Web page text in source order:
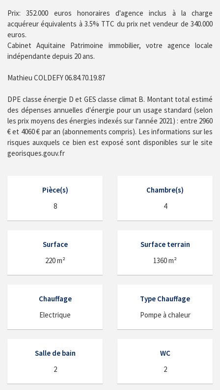
Prix: 352.000 euros honoraires d'agence inclus à la charge
acquéreur équivalents à 3.5% TTC du prix net vendeur de 340.000
euros.
Cabinet Aquitaine Patrimoine immobilier, votre agence locale
indépendante depuis 20 ans.
Mathieu COLDEFY 06.84.70.19.87
DPE classe énergie D et GES classe climat B. Montant total estimé
des dépenses annuelles d'énergie pour un usage standard (selon
les prix moyens des énergies indexés sur l'année 2021) : entre 2960
€ et 4060 € par an (abonnements compris). Les informations sur les
risques auxquels ce bien est exposé sont disponibles sur le site
georisques.gouv.fr
Pièce(s)
8
Chambre(s)
4
Surface
220 m²
Surface terrain
1360 m²
Chauffage
Electrique
Type Chauffage
Pompe à chaleur
Salle de bain
2
WC
2